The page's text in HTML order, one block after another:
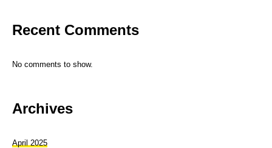
Recent Comments
No comments to show.
Archives
April 2025